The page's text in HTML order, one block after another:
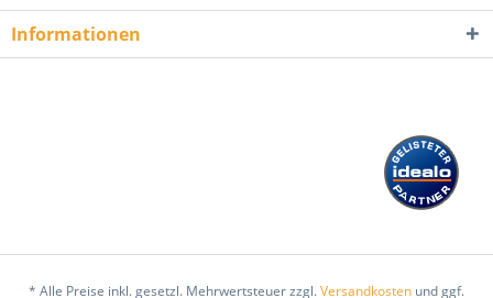
Informationen
* Alle Preise inkl. gesetzl. Mehrwertsteuer zzgl.Versandkosten und ggf.